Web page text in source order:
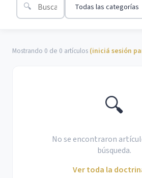
🔍
Mostrando 0 de 0 artículos (iniciá sesión
🔍
No se encontraron
búsqueda.
Ver toda la